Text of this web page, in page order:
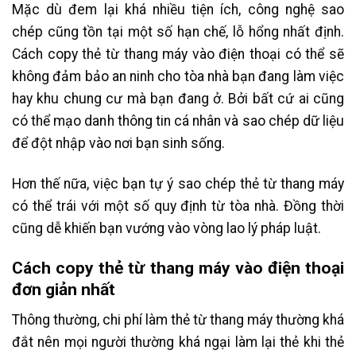
Mặc dù đem lại khá nhiều tiện ích, công nghệ sao
chép cũng tồn tại một số hạn chế, lỗ hổng nhất định.
Cách copy thẻ từ thang máy vào điện thoại có thể sẽ
không đảm bảo an ninh cho tòa nhà bạn đang làm việc
hay khu chung cư mà bạn đang ở. Bởi bất cứ ai cũng
có thể mạo danh thông tin cá nhân và sao chép dữ liệu
để đột nhập vào nơi bạn sinh sống.
Hơn thế nữa, việc bạn tự ý sao chép thẻ từ thang máy
có thể trái với một số quy định từ tòa nhà. Đồng thời
cũng dễ khiến bạn vướng vào vòng lao lý pháp luật.
Cách copy thẻ từ thang máy vào điện thoại
đơn giản nhất
Thông thường, chi phí làm thẻ từ thang máy thường khá
đắt nên mọi người thường khá ngại làm lại thẻ khi thẻ